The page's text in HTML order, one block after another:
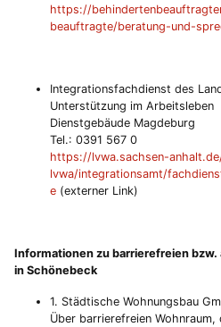
https://
beauftragte/beratung-und-
Integrationsfachdienst des
Unterstützung im Arbeitsleben
Dienstgebäude Magdeburg
Tel.: 0391 567 0
https://lvwa.sachsen-
lvwa/integrationsamt/
e (externer Link)
Informationen zu barrierefreien
in Schönebeck
1. Städtische Wohnungsbau
Über barrierefreien